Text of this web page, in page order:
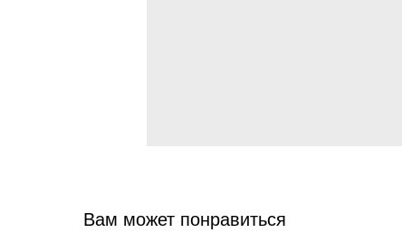
Вам может понравиться